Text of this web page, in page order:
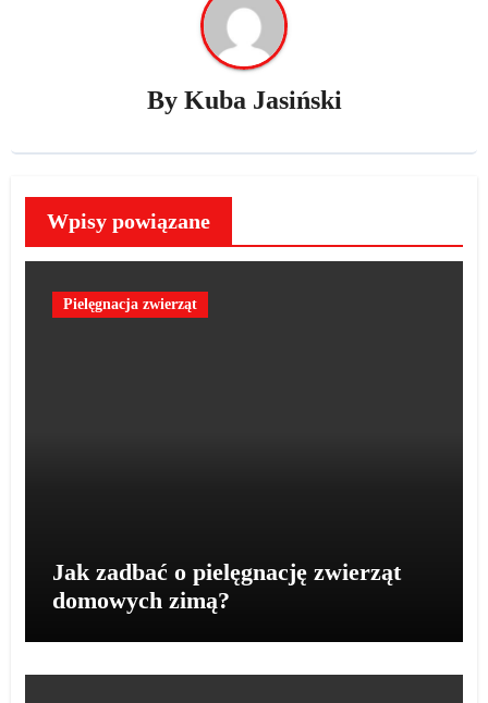
By Kuba Jasiński
Wpisy powiązane
Pielęgnacja zwierząt
Jak zadbać o pielęgnację zwierząt
domowych zimą?